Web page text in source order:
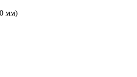
мм)